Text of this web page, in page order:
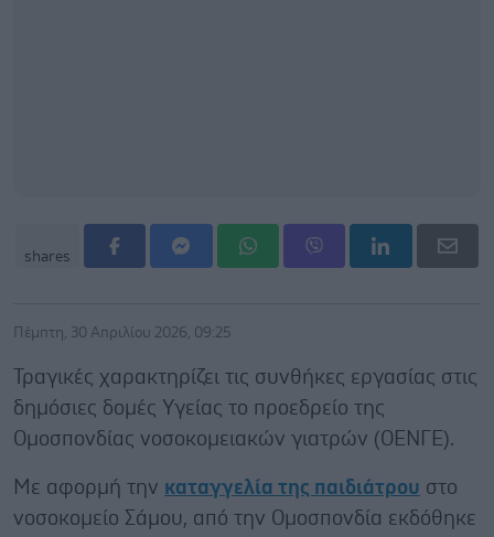
shares
Πέμπτη, 30 Απριλίου 2026, 09:25
Τραγικές χαρακτηρίζει τις συνθήκες εργασίας στις
δημόσιες δομές Υγείας το προεδρείο της
Ομοσπονδίας νοσοκομειακών γιατρών (ΟΕΝΓΕ).
Με αφορμή την καταγγελία της παιδιάτρου στο
νοσοκομείο Σάμου, από την Ομοσπονδία εκδόθηκε